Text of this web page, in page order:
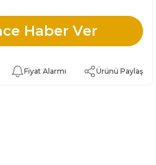
Haber Ver
Fiyat Alarmı Ürünü Paylaş